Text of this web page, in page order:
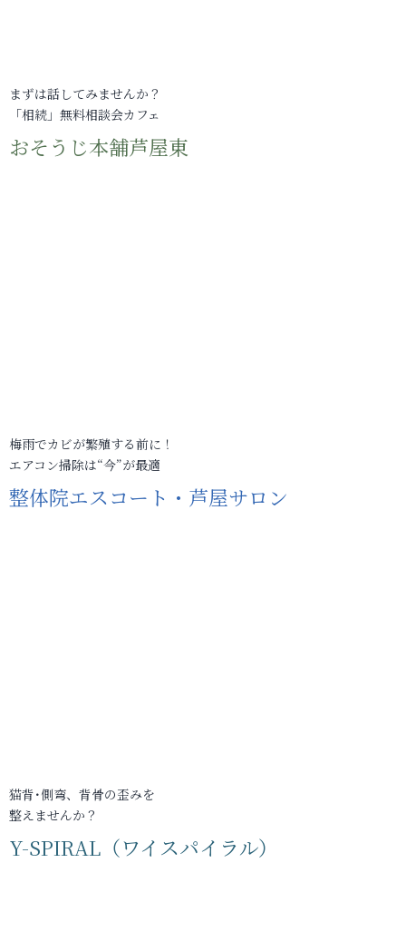
まずは話してみませんか？
「相続」無料相談会カフェ
おそうじ本舗芦屋東
梅雨でカビが繁殖する前に！
エアコン掃除は“今”が最適
整体院エスコート・芦屋サロン
猫背･側弯、背骨の歪みを
整えませんか？
Y-SPIRAL（ワイスパイラル）